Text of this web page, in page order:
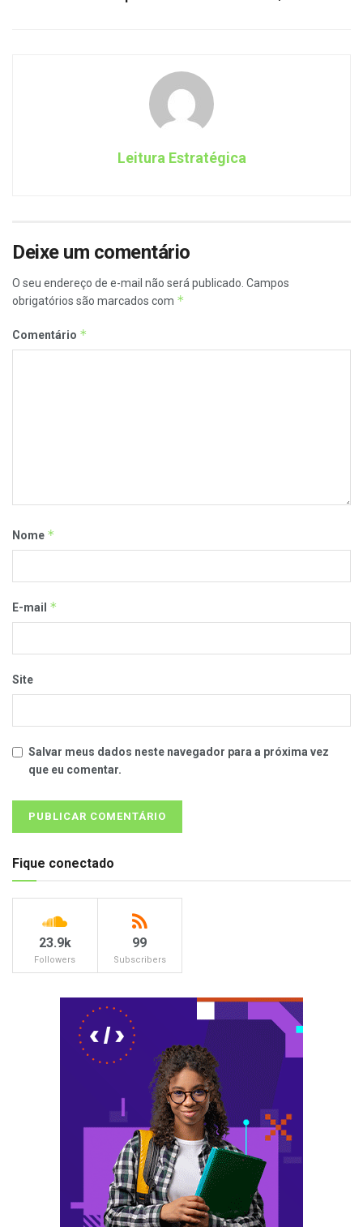
Leitura Estratégica
Deixe um comentário
O seu endereço de e-mail não será publicado. Campos
obrigatórios são marcados com *
Comentário *
Nome *
E-mail *
Site
Salvar meus dados neste navegador para a próxima vez
que eu comentar.
Fique conectado
23.9k
Followers
99
Subscribers